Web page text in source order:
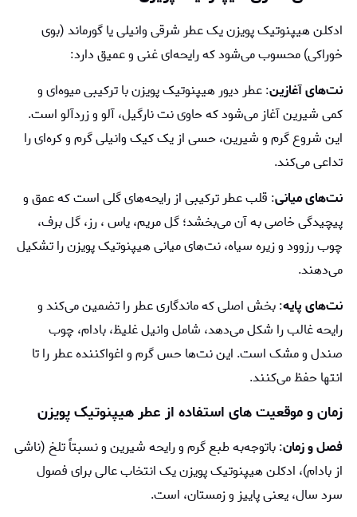
ادکلن هیپنوتیک پویزن یک عطر شرقی وانیلی یا گورماند (بوی
خوراکی) محسوب می‌شود که رایحه‌ای غنی و عمیق دارد:
نت‌های آغازین: عطر دیور هیپنوتیک پویزن با ترکیبی میوه‌ای و
کمی شیرین آغاز می‌شود که حاوی نت نارگیل، آلو و زردآلو است.
این شروع گرم و شیرین، حسی از یک کیک وانیلی گرم و کره‌ای را
تداعی می‌کند.
نت‌های میانی: قلب عطر ترکیبی از رایحه‌های گلی است که عمق و
پیچیدگی خاصی به آن می‌بخشد؛ گل مریم، یاس ، رز، گل برف،
چوب رزوود و زیره سیاه، نت‌های میانی هیپنوتیک پویزن را تشکیل
می‌دهند.
نت‌های پایه: بخش اصلی که ماندگاری عطر را تضمین می‌کند و
رایحه غالب را شکل می‌دهد، شامل وانیل غلیظ، بادام، چوب
صندل و مشک است. این نت‌ها حس گرم و اغواکننده عطر را تا
انتها حفظ می‌کنند.
زمان و موقعیت های استفاده از عطر هیپنوتیک پویزن
فصل و زمان: باتوجه‌به طبع گرم و رایحه شیرین و نسبتاً تلخ (ناشی
از بادام)، ادکلن هیپنوتیک پویزن یک انتخاب عالی برای فصول
سرد سال، یعنی پاییز و زمستان، است.